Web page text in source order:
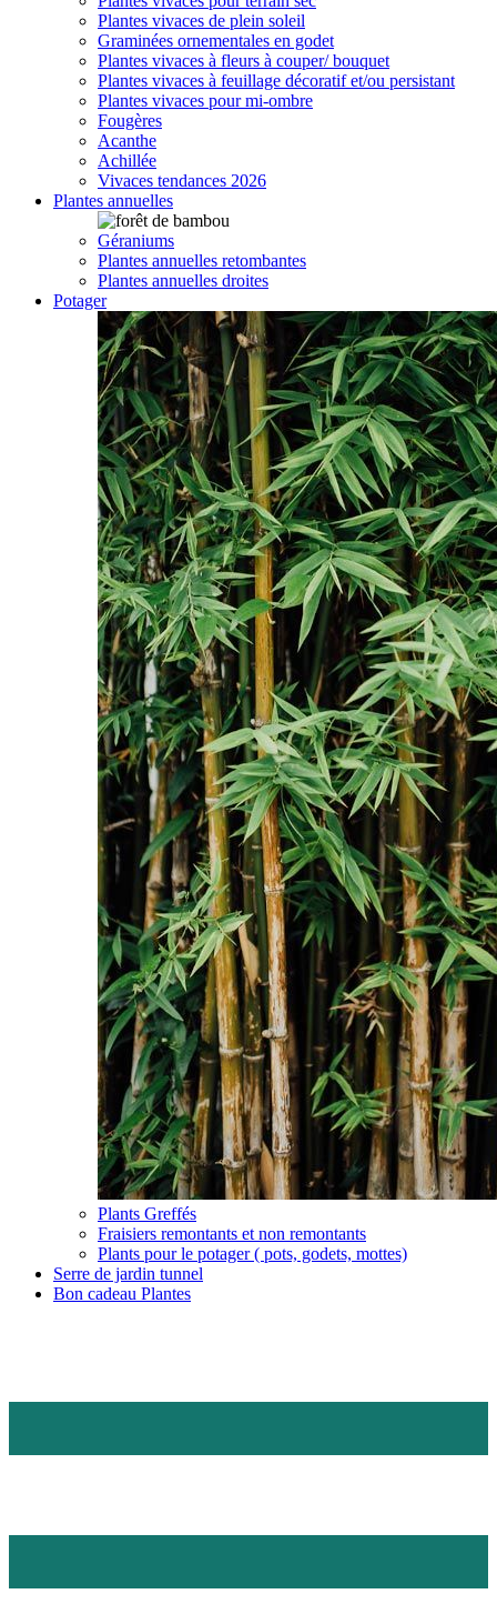
Plantes vivaces de plein soleil
Graminées ornementales en godet
Plantes vivaces à fleurs à couper/ bouquet
Plantes vivaces à feuillage décoratif et/ou persistant
Plantes vivaces pour mi-ombre
Fougères
Acanthe
Achillée
Vivaces tendances 2026
Plantes annuelles
Géraniums
Plantes annuelles retombantes
Plantes annuelles droites
Potager
Plants Greffés
Fraisiers remontants et non remontants
Plants pour le potager ( pots, godets, mottes)
Serre de jardin tunnel
Bon cadeau Plantes